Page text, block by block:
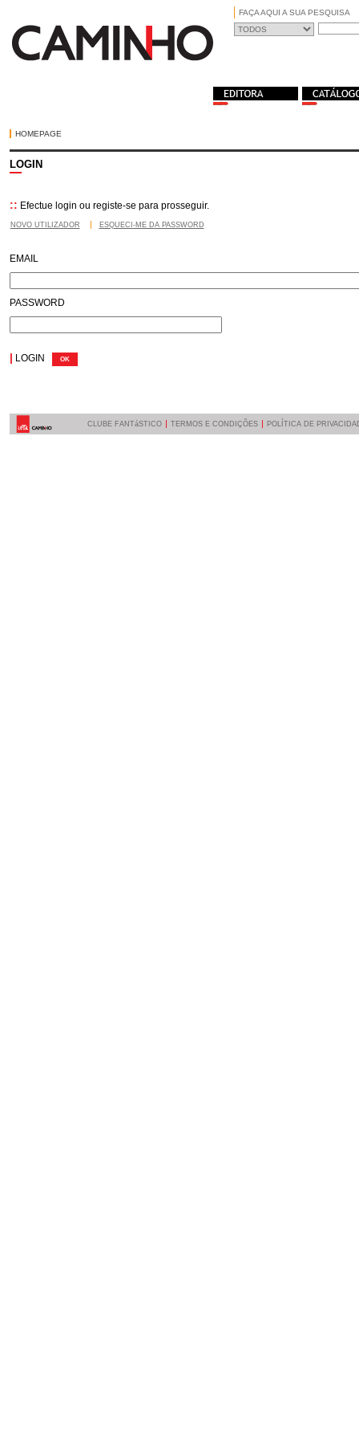
FAÇA AQUI A SUA PESQUISA
HOMEPAGE
LOGIN
:: Efectue login ou registe-se para prosseguir.
NOVO UTILIZADOR ESQUECI-ME DA PASSWORD
EMAIL
PASSWORD
| LOGIN
CLUBE FANTáSTICO TERMOS E CONDIÇÕES POLÍTICA DE